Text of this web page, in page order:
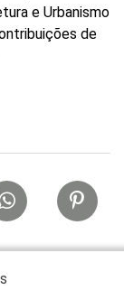
e Urbanismo
de